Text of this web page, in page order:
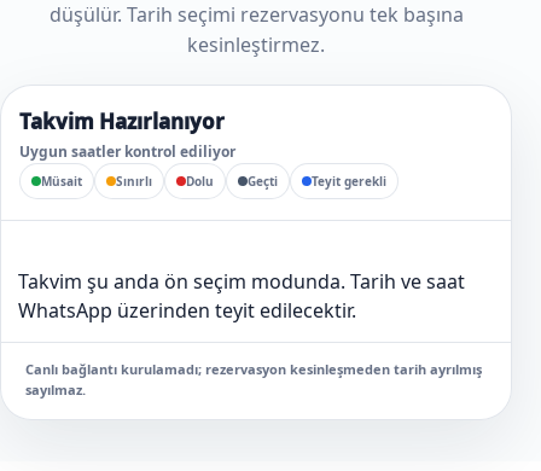
düşülür. Tarih seçimi rezervasyonu tek başına
kesinleştirmez.
Takvim Hazırlanıyor
Uygun saatler kontrol ediliyor
Müsait Sınırlı Dolu Geçti Teyit gerekli
Takvim şu anda ön seçim modunda. Tarih ve saat
WhatsApp üzerinden teyit edilecektir.
Canlı bağlantı kurulamadı; rezervasyon kesinleşmeden tarih ayrılmış
sayılmaz.